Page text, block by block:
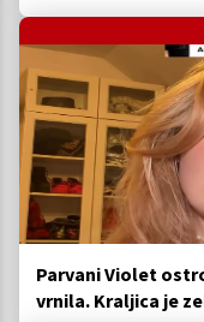
Parvani Violet
vrnila. Kraljica je